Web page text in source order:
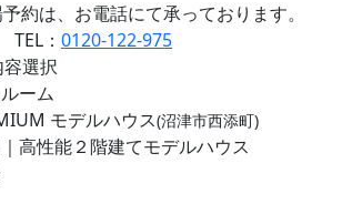
約は、お電話にて承っております。
TEL： 0120-122-975
選択
ーム
モデルハウス(沼津市西添町)
高性能２階建てモデルハウス